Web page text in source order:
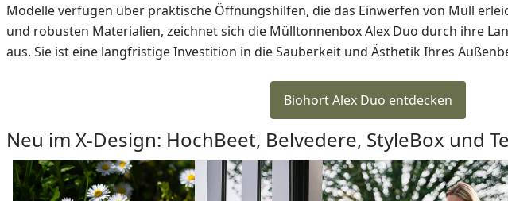
Modelle verfügen über praktische Öffnungshilfen, die das Einwerfen von Müll
und robusten Materialien, zeichnet sich die Mülltonnenbox Alex Duo durch ihre
aus. Sie ist eine langfristige Investition in die Sauberkeit und Ästhetik Ihres
Biohort Alex Duo entdecken
Neu im X-Design: HochBeet, Belvedere, StyleBox und